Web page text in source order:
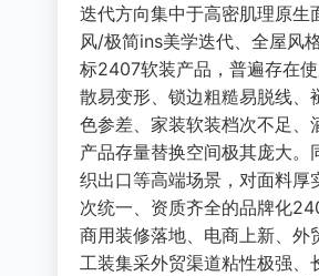
迭代方向集中于高密肌理原
风/极简ins美学迭代、全屋风
标2407软装产品，普遍存在
散易变形、锁边粗糙易脱线
色参差、家装软装档次不足、
产品存量替换空间极其庞大
织出口等高端场景，对面料
次统一、资质齐全的品牌化
商用装修落地、电商上新、外
工装集采外贸渠道粘性极强、